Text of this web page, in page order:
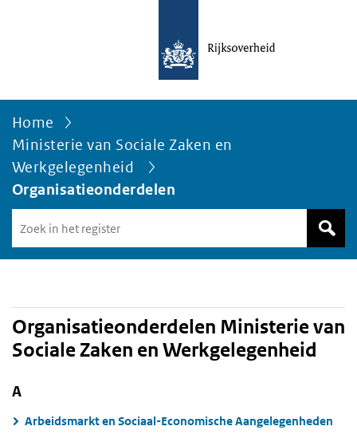
Home
Ministerie van Sociale Zaken en
Werkgelegenheid
Organisatieonderdelen
in
het
Avgregisterrijksoverheid.nl
Organisatieonderdelen Ministerie van
Sociale Zaken en Werkgelegenheid
A
Arbeidsmarkt en Sociaal-Economische Aangelegenheden